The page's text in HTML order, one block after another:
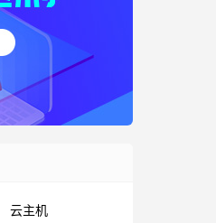
云主机